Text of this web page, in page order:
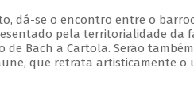
dá-se o encontro entre o
pela territorialidade da
de Bach a Cartola. Serão
que retrata artisticamente o